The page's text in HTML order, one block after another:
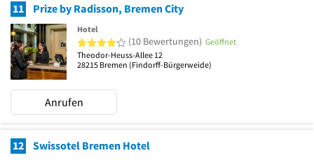
11 Prize by Radisson, Bremen City
Hotel
4 von 5 Sternen
(10 Bewertungen) Geöffnet
Theodor-Heuss-Allee 12
28215 Bremen (Findorff-Bürgerweide)
Anrufen
12 Swissotel Bremen Hotel